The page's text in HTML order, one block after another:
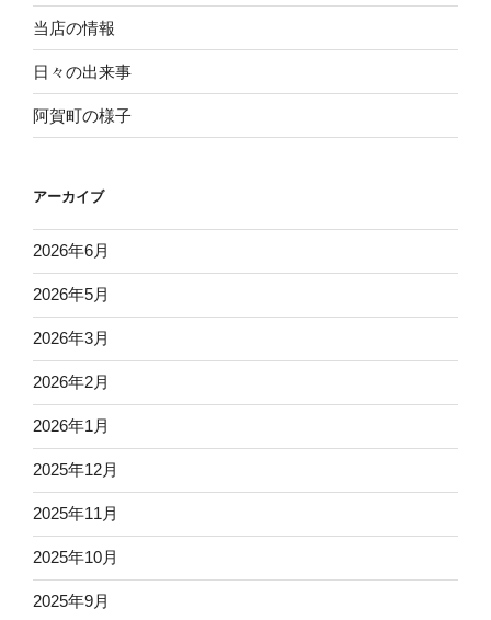
当店の情報
日々の出来事
阿賀町の様子
アーカイブ
2026年6月
2026年5月
2026年3月
2026年2月
2026年1月
2025年12月
2025年11月
2025年10月
2025年9月